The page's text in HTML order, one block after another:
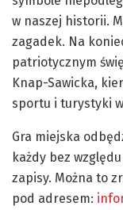
w naszej historii.
zagadek. Na
patriotycznym
Knap-Sawicka,
sportu i turystyki
Gra miejska
każdy bez
zapisy. Można to
pod adresem: